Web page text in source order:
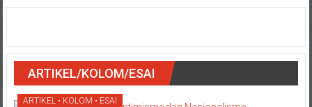
ARTIKEL/KOLOM/ESAI
ARTIKEL • KOLOM • ESAI